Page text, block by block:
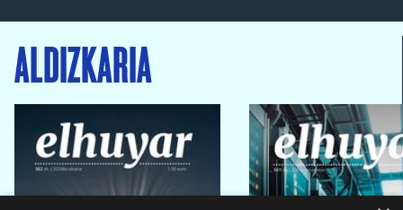
ALDIZKARIA